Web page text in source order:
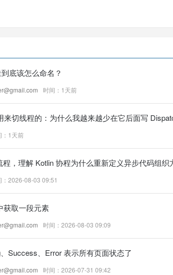
底该怎么命名？
时间：1天前
来切线程的：为什么我越来越少在它后面写
：1天前
，理解 Kotlin 协程为什么重新定义异步代码组织
：2026-08-03 09:51
获取一段元素
时间：2026-08-03 09:09
Success、Error 表示所有页面状态了
时间：2026-07-31 09:42